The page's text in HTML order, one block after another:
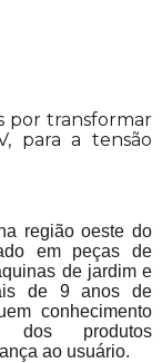
por transformar
para a tensão
região oeste do
em peças de
de jardim e
de 9 anos de
conhecimento
dos produtos
ao usuário.